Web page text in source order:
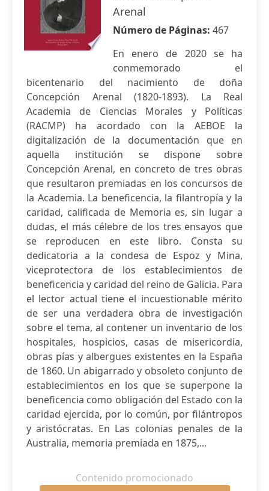
Arenal
Número de Páginas: 467
En enero de 2020 se ha
conmemorado el
bicentenario del nacimiento de doña
Concepción Arenal (1820-1893). La Real
Academia de Ciencias Morales y Políticas
(RACMP) ha acordado con la AEBOE la
digitalización de la documentación que en
aquella institución se dispone sobre
Concepción Arenal, en concreto de tres obras
que resultaron premiadas en los concursos de
la Academia. La beneficencia, la filantropía y la
caridad, calificada de Memoria es, sin lugar a
dudas, el más célebre de los tres ensayos que
se reproducen en este libro. Consta su
dedicatoria a la condesa de Espoz y Mina,
viceprotectora de los establecimientos de
beneficencia y caridad del reino de Galicia. Para
el lector actual tiene el incuestionable mérito
de ser una verdadera obra de investigación
sobre el tema, al contener un inventario de los
hospitales, hospicios, casas de misericordia,
obras pías y albergues existentes en la España
de 1860. Un abigarrado y obsoleto conjunto de
establecimientos en los que se superpone la
beneficencia como obligación del Estado con la
caridad ejercida, por lo común, por filántropos
y aristócratas. En Las colonias penales de la
Australia, memoria premiada en 1875,...
Contenido promocionado